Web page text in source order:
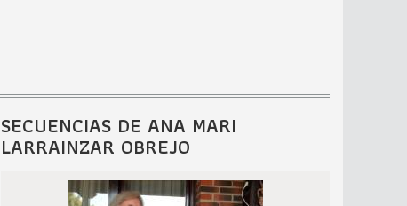
SECUENCIAS DE ANA MARI
LARRAINZAR OBREJO